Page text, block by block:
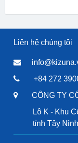
Liên hệ chúng tôi
+84 272
CÔNG TY
Lô K - Khu
tỉnh Tây